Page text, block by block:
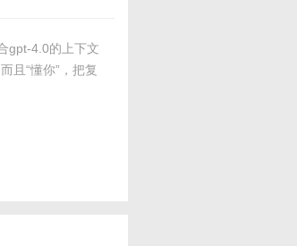
gpt-4.0的上下文
且“懂你”，把复